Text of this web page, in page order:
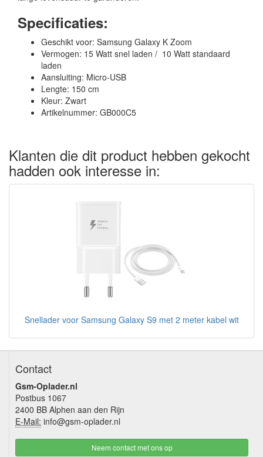
Specificaties:
Geschikt voor: Samsung Galaxy K Zoom
Vermogen: 15 Watt snel laden / 10 Watt standaard
laden
Aansluiting: Micro-USB
Lengte: 150 cm
Kleur: Zwart
Artikelnummer: GB000C5
Klanten die dit product hebben gekocht
hadden ook interesse in:
Snellader voor Samsung Galaxy S9 met 2 meter kabel wit
Contact
Gsm-Oplader.nl
Postbus 1067
2400 BB Alphen aan den Rijn
E-Mail: info@gsm-oplader.nl
Neem contact met ons op